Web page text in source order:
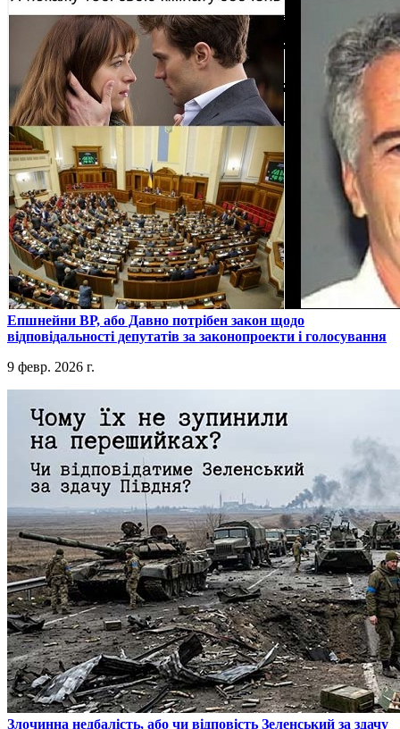
​Епшнейни ВР, або Давно потрібен закон щодо
відповідальності депутатів за законопроекти і голосування
9 февр. 2026 г.
​Злочинна недбалість, або чи відповість Зеленський за здачу